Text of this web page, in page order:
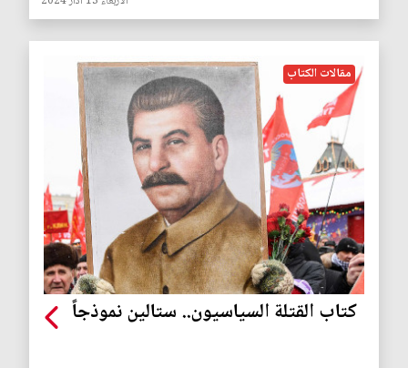
مقالات الكتاب
كتاب القتلة السياسيون.. ستالين نموذجاً